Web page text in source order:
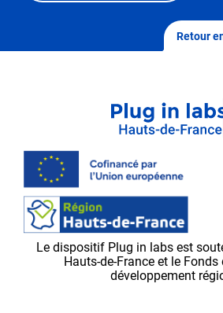
».
elles
seront
d’abord
validées
par
l’équipe
Plug in labs Hauts
Le dispositif Plug in labs est
Hauts-de-France et le Fonds
développement
Retour